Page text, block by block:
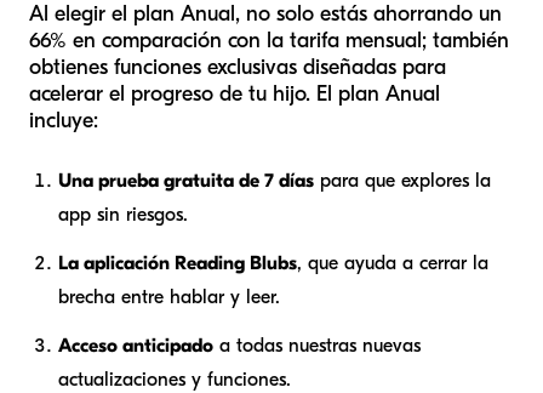
Al elegir el plan Anual, no solo estás ahorrando un
66% en comparación con la tarifa mensual; también
obtienes funciones exclusivas diseñadas para
acelerar el progreso de tu hijo. El plan Anual
incluye:
Una prueba gratuita de 7 días para que explores la
app sin riesgos.
La aplicación Reading Blubs, que ayuda a cerrar la
brecha entre hablar y leer.
Acceso anticipado a todas nuestras nuevas
actualizaciones y funciones.